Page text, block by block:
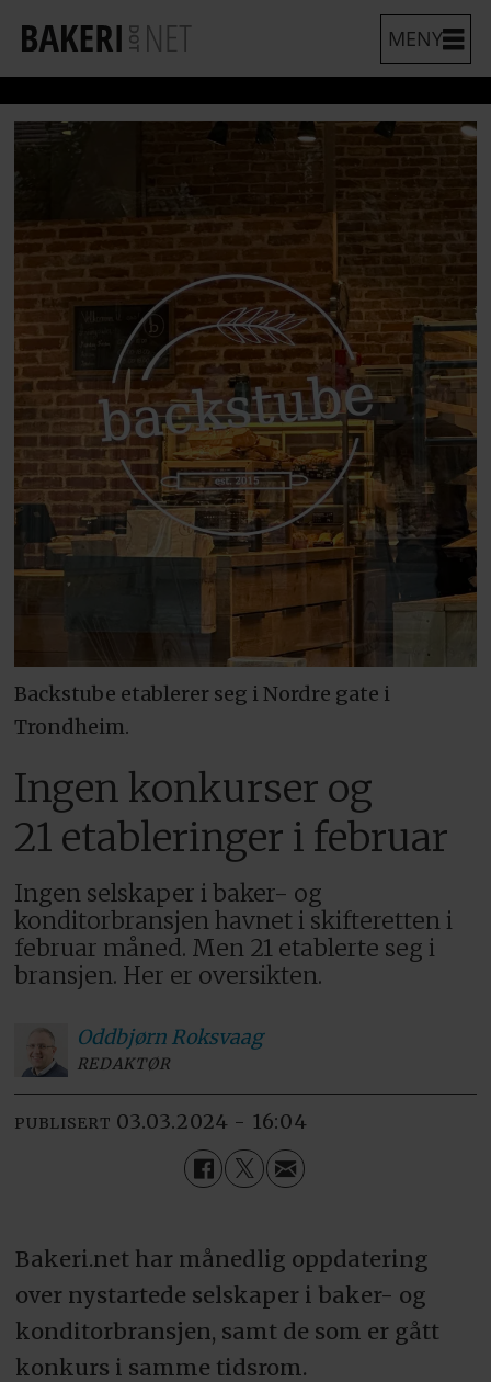
Backstube etablerer seg i Nordre gate i
Trondheim.
Ingen konkurser og
21 etableringer i februar
Ingen selskaper i baker- og
konditorbransjen havnet i skifteretten i
februar måned. Men 21 etablerte seg i
bransjen. Her er oversikten.
Oddbjørn Roksvaag
REDAKTØR
PUBLISERT 03.03.2024 - 16:04
Bakeri.net har månedlig oppdatering
over nystartede selskaper i baker- og
konditorbransjen, samt de som er gått
konkurs i samme tidsrom.